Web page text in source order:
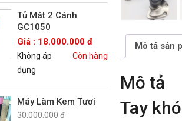
Mô tả sản
Mô tả
Tay
Tủ Mát 2 Cánh
GC1050
Giá : 18.000.000 đ
Không áp
dụng
Còn hàng
Máy Làm Kem Tươi
30.000.000 đ